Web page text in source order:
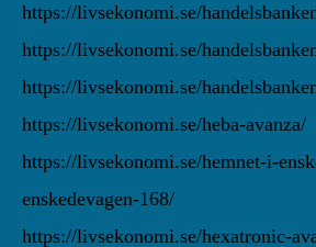
https://livsekonomi.se/
https://livsekonomi.se/
https://livsekonomi.se/
https://livsekonomi.se/heba-avanza/
https://livsekonomi.se/hemnet-i-
enskedevagen-168/
https://livsekonomi.se/hexatronic-